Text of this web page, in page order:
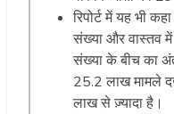
रिपोर्ट में यह भी
संख्या और वास्तव में
संख्या के बीच का
25.2 लाख मामले
लाख से ज़्यादा है।